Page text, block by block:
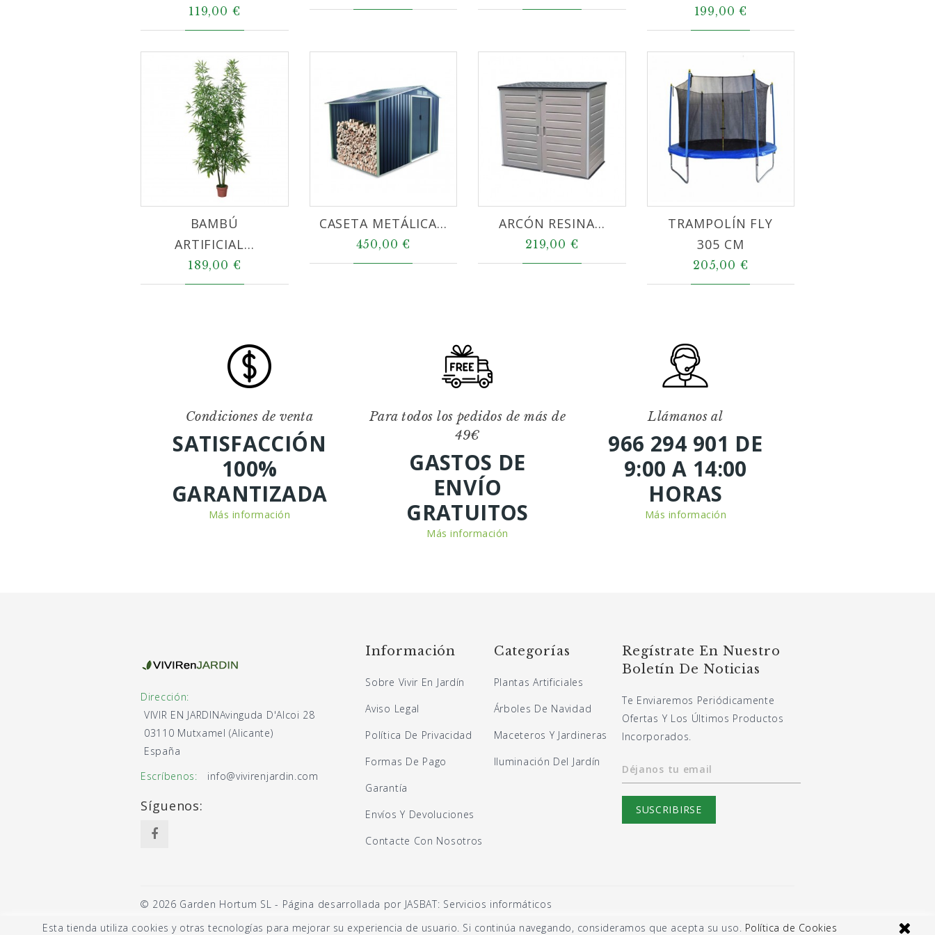
119,00 € 199,00 €
BAMBÚ
ARTIFICIAL...
189,00 €
CASETA METÁLICA...
450,00 €
ARCÓN RESINA...
219,00 €
TRAMPOLÍN FLY
305 CM
205,00 €
Condiciones de venta
SATISFACCIÓN
100%
GARANTIZADA
Más información
Para todos los pedidos de más de
49€
GASTOS DE
ENVÍO
GRATUITOS
Más información
Llámanos al
966 294 901 DE
9:00 A 14:00
HORAS
Más información
Dirección:
VIVIR EN JARDINAvinguda D'Alcoi 28
03110 Mutxamel (Alicante)
España
Escríbenos:
info@vivirenjardin.com
Síguenos:
Información
Sobre Vivir En Jardín
Aviso Legal
Política De Privacidad
Formas De Pago
Garantía
Envíos Y Devoluciones
Contacte Con Nosotros
Categorías
Plantas Artificiales
Árboles De Navidad
Maceteros Y Jardineras
Iluminación Del Jardín
Regístrate En Nuestro
Boletín De Noticias
Te Enviaremos Periódicamente
Ofertas Y Los Últimos Productos
Incorporados.
Déjanos tu email
Esta tienda utiliza cookies y otras tecnologías para mejorar su experiencia de usuario. Si continúa navegando, consideramos que acepta su uso. Política de Cookies
© 2026 Garden Hortum SL - Página desarrollada por JASBAT: Servicios informáticos